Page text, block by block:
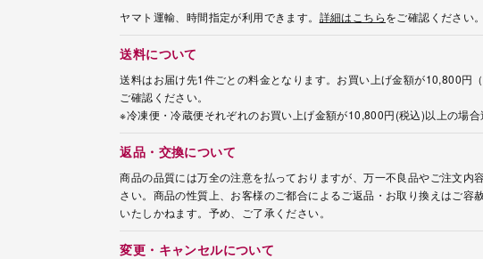
ヤマト運輸、時間指定が利用できます。 詳細はこちらをご確認ください。
送料について
送料はお届け先1件ごとの料金となります。お買い上げ金額が10,800円
ご確認ください。
※冷凍便・冷蔵便それぞれのお買い上げ金額が10,800円(税込)以上の場合
返品・交換について
商品の品質には万全の注意を払っておりますが、万一不良品やご注文
さい。商品の性質上、お客様のご都合によるご返品・お取り換えはご
いたしかねます。予め、ご了承ください。
変更・キャンセルについて